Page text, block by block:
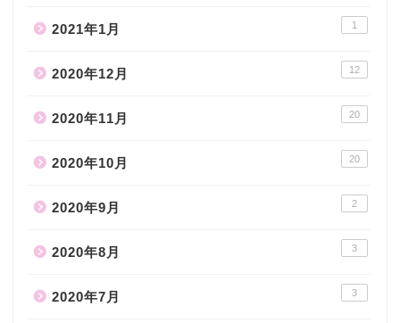
2021年1月 1
2020年12月 12
2020年11月 20
2020年10月 20
2020年9月 2
2020年8月 3
2020年7月 3